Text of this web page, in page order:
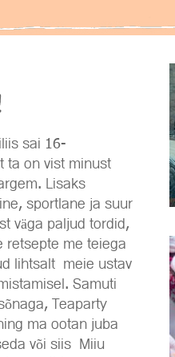
sai 16-
ta on vist minust
Lisaks
sportlane ja suur
väga paljud tordid,
retsepte me teiega
lihtsalt meie ustav
Samuti
Teaparty
ma ootan juba
või siis Miiu